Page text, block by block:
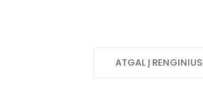
ATGAL Į RENGINIUS